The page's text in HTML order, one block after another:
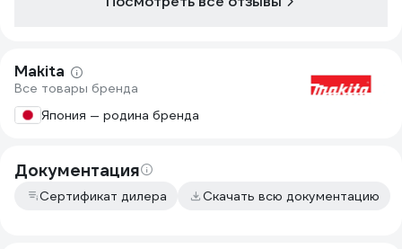
Makita
Все товары бренда
Япония — родина бренда
Документация
Сертификат дилера Скачать всю документацию